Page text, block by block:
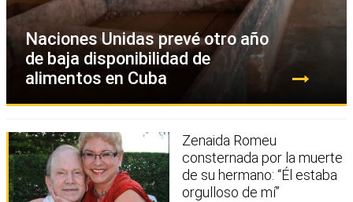
Naciones Unidas prevé otro año
de baja disponibilidad de
alimentos en Cuba
Zenaida Romeu
consternada por la muerte
de su hermano: “Él estaba
orgulloso de mí”